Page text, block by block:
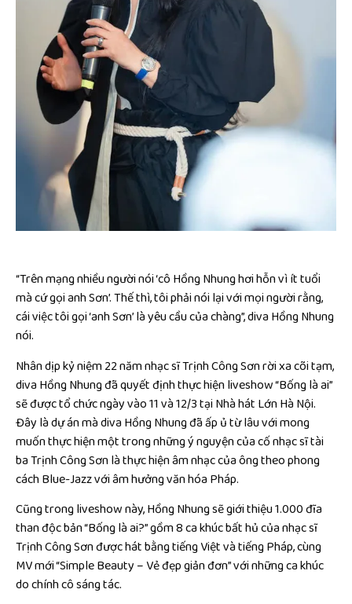
“Trên mạng nhiều người nói ‘cô Hồng Nhung hơi hỗn vì ít tuổi
mà cứ gọi anh Sơn’. Thế thì, tôi phải nói lại với mọi người rằng,
cái việc tôi gọi ‘anh Sơn’ là yêu cầu của chàng”, diva Hồng Nhung
nói.
Nhân dịp kỷ niệm 22 năm nhạc sĩ Trịnh Công Sơn rời xa cõi tạm,
diva Hồng Nhung đã quyết định thực hiện liveshow “Bống là ai”
sẽ được tổ chức ngày vào 11 và 12/3 tại Nhà hát Lớn Hà Nội.
Đây là dự án mà diva Hồng Nhung đã ấp ủ từ lâu với mong
muốn thực hiện một trong những ý nguyện của cố nhạc sĩ tài
ba Trịnh Công Sơn là thực hiện âm nhạc của ông theo phong
cách Blue-Jazz với âm hưởng văn hóa Pháp.
Cũng trong liveshow này, Hồng Nhung sẽ giới thiệu 1.000 đĩa
than độc bản “Bống là ai?” gồm 8 ca khúc bất hủ của nhạc sĩ
Trịnh Công Sơn được hát bằng tiếng Việt và tiếng Pháp, cùng
MV mới “Simple Beauty – Vẻ đẹp giản đơn” với những ca khúc
do chính cô sáng tác.